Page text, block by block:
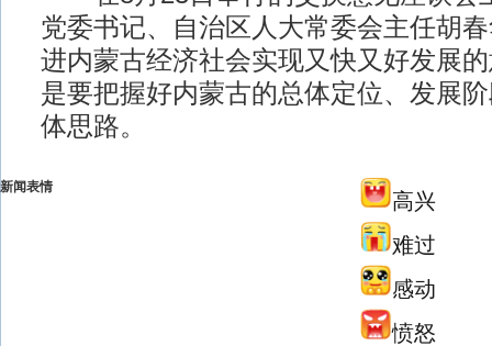
党委书记、自治区人大常委会主任胡
进内蒙古经济社会实现又快又好发展
是要把握好内蒙古的总体定位、发展
体思路。
新闻表情
高兴
难过
感动
愤怒